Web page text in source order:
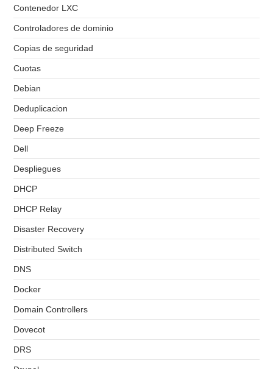
Contenedor LXC
Controladores de dominio
Copias de seguridad
Cuotas
Debian
Deduplicacion
Deep Freeze
Dell
Despliegues
DHCP
DHCP Relay
Disaster Recovery
Distributed Switch
DNS
Docker
Domain Controllers
Dovecot
DRS